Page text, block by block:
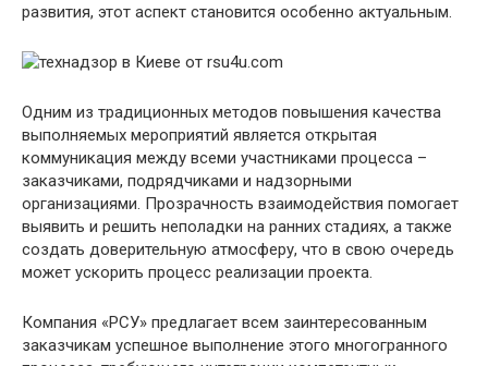
развития, этот аспект становится особенно актуальным.
Одним из традиционных методов повышения качества
выполняемых мероприятий является открытая
коммуникация между всеми участниками процесса –
заказчиками, подрядчиками и надзорными
организациями. Прозрачность взаимодействия помогает
выявить и решить неполадки на ранних стадиях, а также
создать доверительную атмосферу, что в свою очередь
может ускорить процесс реализации проекта.
Компания «РСУ» предлагает всем заинтересованным
заказчикам успешное выполнение этого многогранного